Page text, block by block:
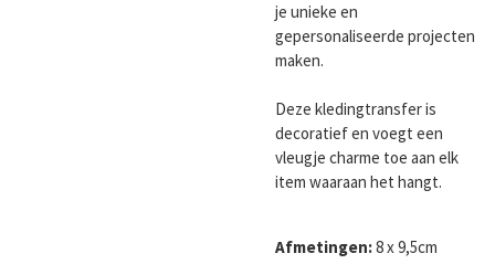
je unieke en
gepersonaliseerde projecten
maken.
Deze kledingtransfer is
decoratief en voegt een
vleugje charme toe aan elk
item waaraan het hangt.
Afmetingen:8 x 9,5cm